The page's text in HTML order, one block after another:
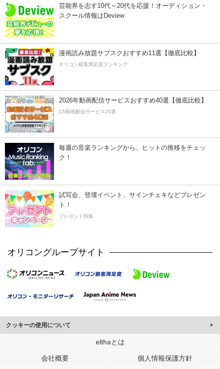
芸能界を志す10代～20代を応援！オーディション・
スクール情報はDeview
漫画読み放題サブスクおすすめ11選【徹底比較】
オリコン顧客満足度ランキング
2026年動画配信サービスおすすめ40選【徹底比較】
CS動画配信サービス20選
毎週の音楽ランキングから、ヒットの推移をチェッ
ク！
試写会、登壇イベント、サインチェキなどプレゼン
ト！
プレゼント特集
オリコングループサイト
クッキーの使用について
このサイトでは Cookie を使用して、ユーザーに合わせたコンテンツや広告の
行っています。
elthaとは
会社概要 個人情報保護方針